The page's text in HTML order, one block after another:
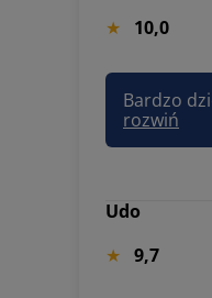
10,0
rozwiń
Udo
9,7